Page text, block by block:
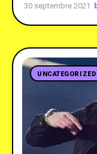
30 septembre 2021
UNCATEGORIZED